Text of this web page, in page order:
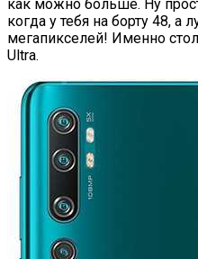
как можно больше. Ну
когда у тебя на борту 48, а
мегапикселей! Именно
Ultra.